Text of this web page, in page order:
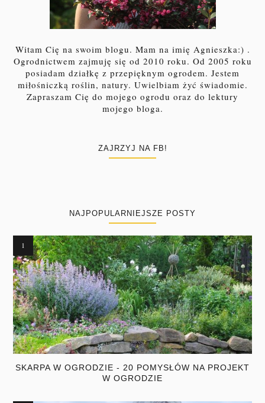
Witam Cię na swoim blogu. Mam na imię Agnieszka:) .
Ogrodnictwem zajmuję się od 2010 roku. Od 2005 roku
posiadam działkę z przepięknym ogrodem. Jestem
miłośniczką roślin, natury. Uwielbiam żyć świadomie.
Zapraszam Cię do mojego ogrodu oraz do lektury
mojego bloga.
ZAJRZYJ NA FB!
NAJPOPULARNIEJSZE POSTY
SKARPA W OGRODZIE - 20 POMYSŁÓW NA PROJEKT
W OGRODZIE